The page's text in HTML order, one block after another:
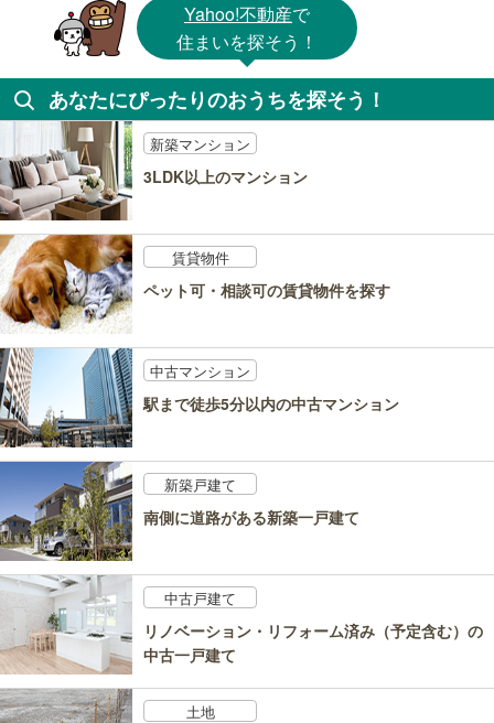
Yahoo!不動産で
住まいを探そう！
あなたにぴったりのおうちを探そう！
新築マンション
3LDK以上のマンション
賃貸物件
ペット可・相談可の賃貸物件を探す
中古マンション
駅まで徒歩5分以内の中古マンション
新築戸建て
南側に道路がある新築一戸建て
中古戸建て
リノベーション・リフォーム済み（予定含む）の
中古一戸建て
土地